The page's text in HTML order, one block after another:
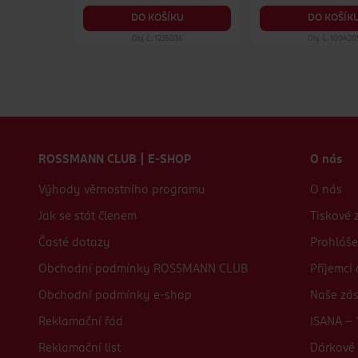
DO KOŠÍKU
Obj. č.: 1235036
DO
Obj. č.: 1004205
ROSSMANN CLUB | E-SHOP
Výhody věrnostního programu
Jak se stát členem
Časté dotazy
Obchodní podmínky ROSSMANN CLUB
Obchodní podmínky e-shop
Reklamační řád
Reklamační list
O nás
O nás
Tiskové
Příjemci
Naše
ISANA